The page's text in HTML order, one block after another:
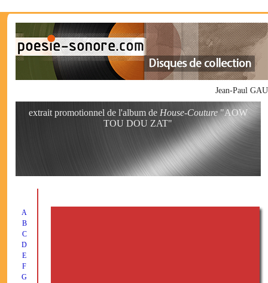
Jean-Paul
extrait promotionnel de l'album de House-Couture"AOW
TOU DOU ZAT"
A
B
C
D
E
F
G